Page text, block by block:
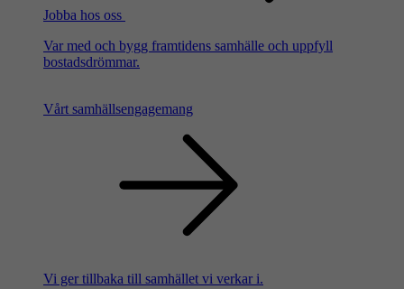
Jobba hos oss
Var med och bygg framtidens samhälle och uppfyll
bostadsdrömmar.
Vårt samhällsengagemang
Vi ger tillbaka till samhället vi verkar i.